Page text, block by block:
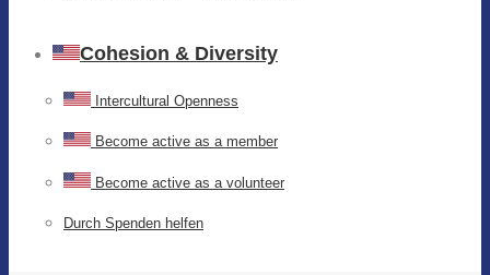
Cohesion & Diversity
Intercultural Openness
Become active as a member
Become active as a volunteer
Durch Spenden helfen